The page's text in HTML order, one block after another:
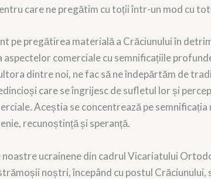
care ne pregătim cu toții într-un mod cu
pe pregătirea materială a Crăciunului în
comerciale cu semnificațiile
dintre noi, ne fac să ne îndepărtăm de
care se îngrijesc de sufletul lor și
Aceștia se concentrează pe
recunoștință și speranță.
ucrainene din cadrul Vicariatului
noștri, începând cu postul